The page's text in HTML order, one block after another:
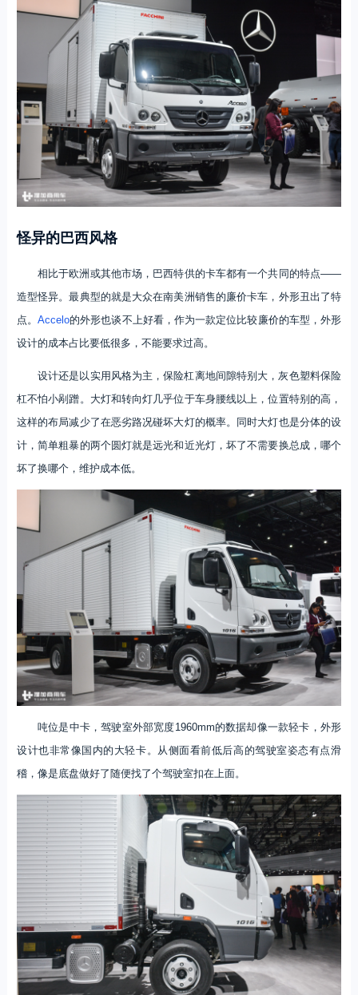
怪异的巴西风格
相比于欧洲或其他市场，巴西特供的卡车都有一个共同的特点——
造型怪异。最典型的就是大众在南美洲销售的廉价卡车，外形丑出了特
点。Accelo的外形也谈不上好看，作为一款定位比较廉价的车型，外形
设计的成本占比要低很多，不能要求过高。
设计还是以实用风格为主，保险杠离地间隙特别大，灰色塑料保险
杠不怕小剐蹭。大灯和转向灯几乎位于车身腰线以上，位置特别的高，
这样的布局减少了在恶劣路况碰坏大灯的概率。同时大灯也是分体的设
计，简单粗暴的两个圆灯就是远光和近光灯，坏了不需要换总成，哪个
坏了换哪个，维护成本低。
吨位是中卡，驾驶室外部宽度1960mm的数据却像一款轻卡，外形
设计也非常像国内的大轻卡。从侧面看前低后高的驾驶室姿态有点滑
稽，像是底盘做好了随便找了个驾驶室扣在上面。